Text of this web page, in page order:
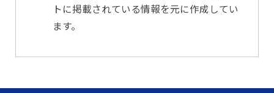
トに掲載されている情報を元に作成してい
ます。